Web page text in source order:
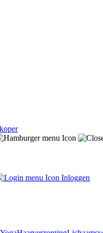
Inloggen